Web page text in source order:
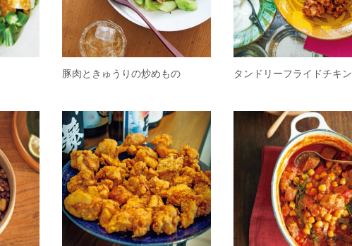
豚肉ときゅうりの炒めもの タンドリーフライドチキン